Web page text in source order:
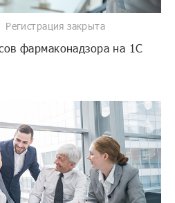
Регистрация закрыта
фармаконадзора на 1С